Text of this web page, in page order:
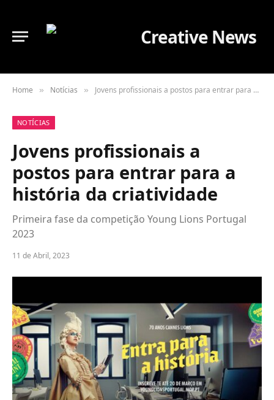
Home » Notícias » Jovens profissionais a postos para entrar para a história da criatividade
NOTÍCIAS
Jovens profissionais a
postos para entrar para a
história da criatividade
Primeira fase da competição Young Lions Portugal
2023
11 de Abril, 2023